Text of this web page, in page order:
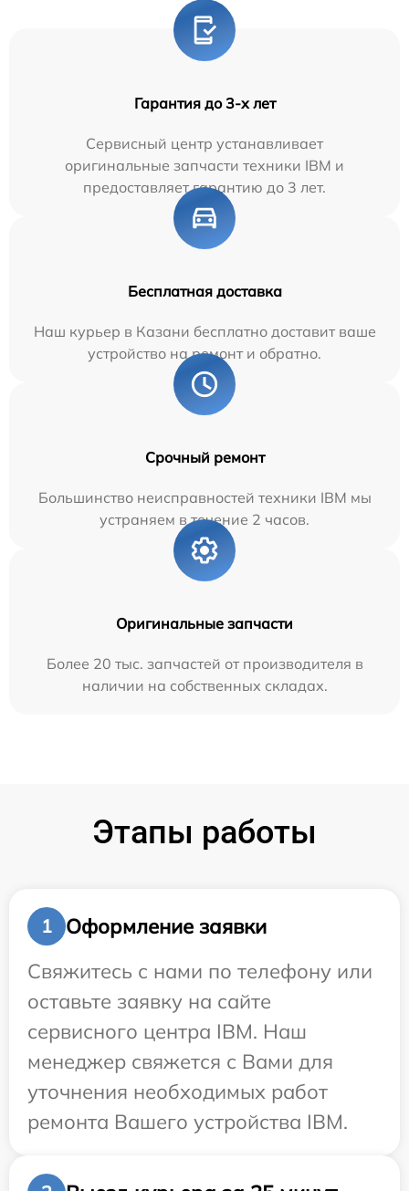
Гарантия до 3-х лет
Сервисный центр устанавливает
оригинальные запчасти техники IBM и
предоставляет гарантию до 3 лет.
Бесплатная доставка
Наш курьер в Казани бесплатно доставит ваше
устройство на ремонт и обратно.
Срочный ремонт
Большинство неисправностей техники IBM мы
устраняем в течение 2 часов.
Оригинальные запчасти
Более 20 тыс. запчастей от производителя в
наличии на собственных складах.
Этапы работы
1
Оформление заявки
Свяжитесь с нами по телефону или
оставьте заявку на сайте
сервисного центра IBM. Наш
менеджер свяжется с Вами для
уточнения необходимых работ
ремонта Вашего устройства IBM.